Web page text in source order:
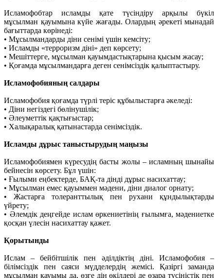
Исламофобтар исламды қате түсіндіру арқылы бүкіл
мұсылман қауымына күйе жағады. Олардың әрекеті мынадай
бағыттарда көрінеді:
• Мұсылмандарды діни сенімі үшін кемсіту;
• Исламды «терроризм діні» деп көрсету;
• Мешіттерге, мұсылман қауымдастықтарына қысым жасау;
• Қоғамда мұсылмандарға деген сенімсіздік қалыптастыру.
Исламофобияның салдары
Исламофобия қоғамда түрлі теріс құбылыстарға әкеледі:
• Діни негіздегі бөлінушілік;
• Әлеуметтік қақтығыстар;
• Халықаралық қатынастарда сенімсіздік.
Исламды дұрыс таныстырудың маңызы
Исламофобиямен күресудің басты жолы – исламның шынайы
бейнесін көрсету. Бұл үшін:
• Ғылыми еңбектерде, БАҚ-та дінді дұрыс насихаттау;
• Мұсылман емес қауыммен мәдени, діни диалог орнату;
• Жастарға толеранттылық пен рухани құндылықтарды
үйрету;
• Әлемдік деңгейде ислам өркениетінің ғылымға, мәдениетке
қосқан үлесін насихаттау қажет.
Қорытынды
Ислам – бейбітшілік пен әділдіктің діні. Исламофобия –
білімсіздік пен саяси мүдделердің жемісі. Қазіргі заманда
мұсылман қауымы да, өзге дін өкілдері де өзара түсіністік пен